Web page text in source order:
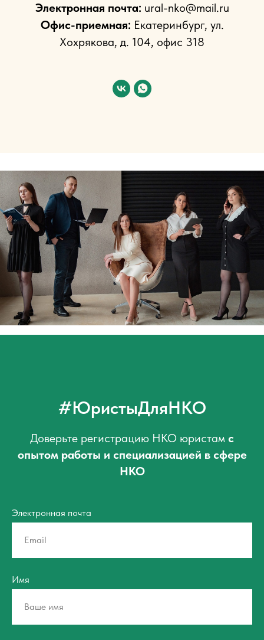
Электронная почта: ural-nko@mail.ru
Офис-приемная: Екатеринбург, ул.
Хохрякова, д. 104, офис 318
#ЮристыДляНКО
Доверьте регистрацию НКО юристам с
опытом работы и специализацией в сфере
НКО
Электронная почта
Имя